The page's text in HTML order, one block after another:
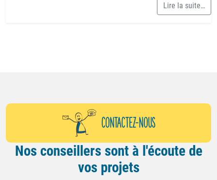
Lire la suite…
CONTACTEZ-NOUS
Nos conseillers sont à l'écoute de
vos projets